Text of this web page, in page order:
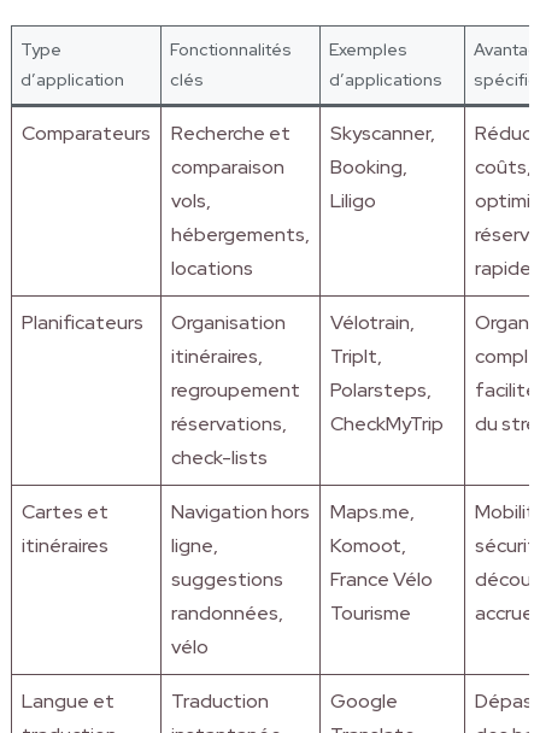
Type
d’application
Fonctionnalités
clés
Exemples
d’applications
Comparateurs
Recherche et
comparaison
vols,
hébergements,
locations
Skyscanner,
Booking,
Liligo
coûts,
rapide
Planificateurs
Organisation
itinéraires,
regroupement
réservations,
check-lists
Vélotrain,
TripIt,
Polarsteps,
CheckMyTrip
du
Cartes et
itinéraires
Navigation hors
ligne,
suggestions
randonnées,
vélo
Maps.me,
Komoot,
France Vélo
Tourisme
accrue
Langue et
Traduction
Google